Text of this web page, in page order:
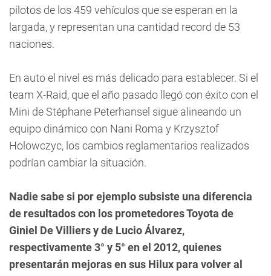
pilotos de los 459 vehículos que se esperan en la
largada, y representan una cantidad record de 53
naciones.
En auto el nivel es más delicado para establecer. Si el
team X-Raid, que el año pasado llegó con éxito con el
Mini de Stéphane Peterhansel sigue alineando un
equipo dinámico con Nani Roma y Krzysztof
Holowczyc, los cambios reglamentarios realizados
podrían cambiar la situación.
Nadie sabe si por ejemplo subsiste una diferencia
de resultados con los prometedores Toyota de
Giniel De Villiers y de Lucio Álvarez,
respectivamente 3° y 5° en el 2012, quienes
presentarán mejoras en sus Hilux para volver al